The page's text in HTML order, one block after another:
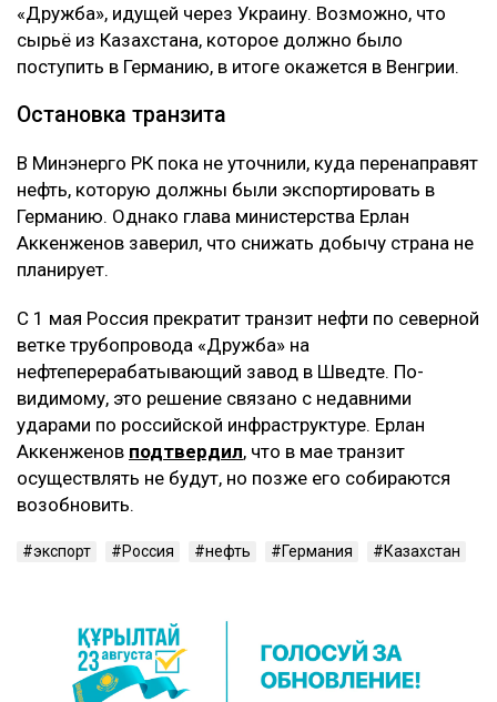
«Дружба», идущей через Украину. Возможно, что
сырьё из Казахстана, которое должно было
поступить в Германию, в итоге окажется в Венгрии.
Остановка транзита
В Минэнерго РК пока не уточнили, куда перенаправят
нефть, которую должны были экспортировать в
Германию. Однако глава министерства Ерлан
Аккенженов заверил, что снижать добычу страна не
планирует.
С 1 мая Россия прекратит транзит нефти по северной
ветке трубопровода «Дружба» на
нефтеперерабатывающий завод в Шведте. По-
видимому, это решение связано с недавними
ударами по российской инфраструктуре. Ерлан
Аккенженов подтвердил, что в мае транзит
осуществлять не будут, но позже его собираются
возобновить.
экспорт Россия нефть Германия Казахстан